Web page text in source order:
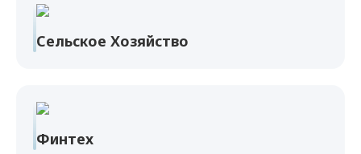
Сельское Хозяйство
Финтех